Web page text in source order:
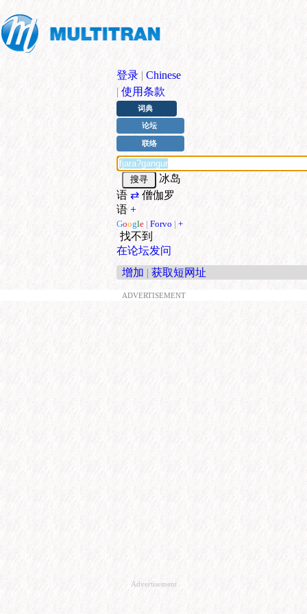
登录 | Chinese
| 使用条款
词典
论坛
联络
冰岛
语 ⇄僧伽罗
语 +
Google | Forvo | +
找不到
在论坛发问
增加 | 获取短网址
ADVERTISEMENT
Advertisement